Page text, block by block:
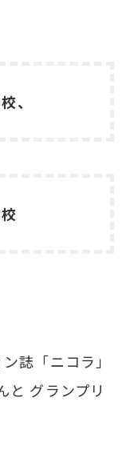
、
誌「ニコラ」
と グランプリ